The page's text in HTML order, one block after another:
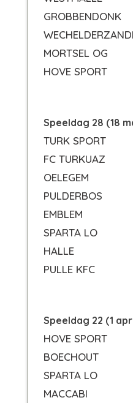
GROBBENDONK
MORTSEL OG
HOVE SPORT
Speeldag 28 (18
TURK SPORT
FC TURKUAZ
OELEGEM
PULDERBOS
EMBLEM
SPARTA LO
HALLE
PULLE KFC
Speeldag 22 (1
HOVE SPORT
BOECHOUT
SPARTA LO
MACCABI